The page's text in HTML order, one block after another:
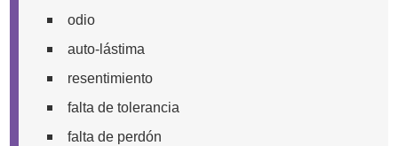
odio
auto-lástima
resentimiento
falta de tolerancia
falta de perdón